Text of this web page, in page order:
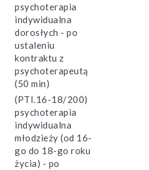
psychoterapia
indywidualna
dorosłych - po
ustaleniu
kontraktu z
psychoterapeutą
(50 min)
(PTI.16-18/200)
psychoterapia
indywidualna
młodzieży (od 16-
go do 18-go roku
życia) - po